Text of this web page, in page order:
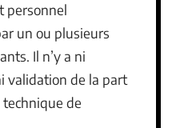
personnel
un ou plusieurs
Il n’y a ni
validation de la part
technique de